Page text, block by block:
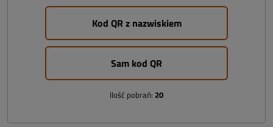
Kod QR z nazwiskiem
Sam kod QR
Ilość pobrań: 20